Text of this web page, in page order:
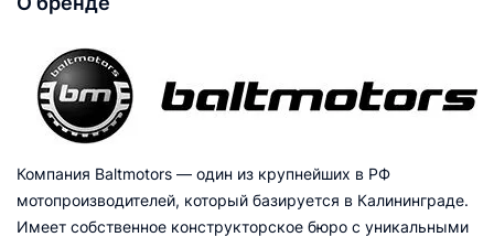
Компания Baltmotors — один из крупнейших в РФ
мотопроизводителей, который базируется в Калининграде.
Имеет собственное конструкторское бюро с уникальными